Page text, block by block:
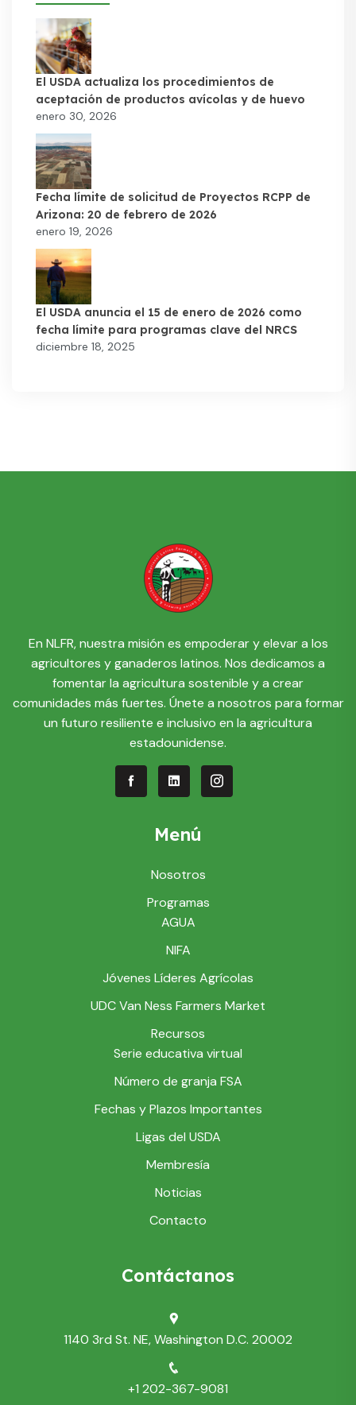
El USDA actualiza los procedimientos de
aceptación de productos avícolas y de huevo
enero 30, 2026
Fecha límite de solicitud de Proyectos RCPP de
Arizona: 20 de febrero de 2026
enero 19, 2026
El USDA anuncia el 15 de enero de 2026 como
fecha límite para programas clave del NRCS
diciembre 18, 2025
En NLFR, nuestra misión es empoderar y elevar a los
agricultores y ganaderos latinos. Nos dedicamos a
fomentar la agricultura sostenible y a crear
comunidades más fuertes. Únete a nosotros para formar
un futuro resiliente e inclusivo en la agricultura
estadounidense.
Menú
Nosotros
Programas
AGUA
NIFA
Jóvenes Líderes Agrícolas
UDC Van Ness Farmers Market
Recursos
Serie educativa virtual
Número de granja FSA
Fechas y Plazos Importantes
Ligas del USDA
Membresía
Noticias
Contacto
Contáctanos
1140 3rd St. NE, Washington D.C. 20002
+1 202-367-9081